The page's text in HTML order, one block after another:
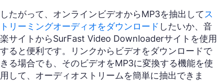
したがって、オンラインビデオからMP3を抽出して ス
トリーミングオーディオをダウンロード したいか、音
楽サイトからSurFast Video Downloaderサイトを使用
すると便利です。リンクからビデオをダウンロードで
きる場合でも、そのビデオをMP3に変換する機能を使
用して、オーディオストリームを簡単に抽出できま